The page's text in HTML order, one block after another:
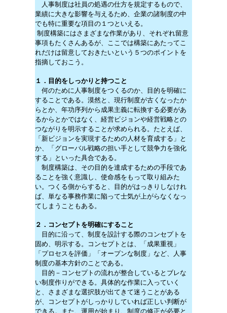
人事制度は社員の処遇の仕方を規定するもので、
業績に大きな影響を与えるため、企業の諸制度の中
でも特に重要な項目の１つといえる。
制度構築にはさまざまな作業があり、それぞれ留意
事項もたくさんあるが、ここでは構築にあたってこ
れだけは留意しておきたいという５つのポイントを
指摘しておこう。
１．目的をしっかりと持つこと
何のために人事制度をつくるのか、目的を明確に
することである。漠然と、現行制度が古くなったか
らとか、年功序列から成果主義に転換する必要があ
るからとかではなく、経営ビジョンや経営戦略との
つながりを明示することが求められる。たとえば、
「新ビジョンを実現するための人材を育成する」と
か、「グローバル戦略の担い手として競争力を強化
する」といった具合である。
制度構築は、その目的を達成するための手段であ
ることを強く意識し、使命感をもって取り組みた
い。つくる側からすると、目的がはっきりしなけれ
ば、単なる事務作業に陥って士気が上がらなくなっ
てしまうこともある。
２．コンセプトを明確にすること
目的に沿って、制度を設計する際のコンセプトを
固め、明示する。コンセプトとは、「成果重視」
「プロセスを評価」「オープンな制度」など、人事
制度の基本方針のことである。
目的－コンセプトの流れが整合しているとブレな
い制度作りができる。具体的な作業に入っていく
と、さまざまな選択肢が出てきて迷うことがある
が、コンセプトがしっかりしていれば正しい判断が
できる。また、運用が始まり、制度の修正が必要と